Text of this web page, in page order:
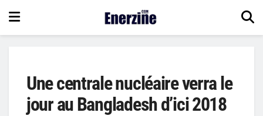
Une centrale nucléaire verra le
jour au Bangladesh d’ici 2018